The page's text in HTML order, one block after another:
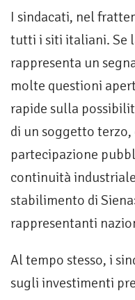
I sindacati, nel
tutti i siti italiani. Se
rappresenta un
molte questioni
rapide sulla
di un soggetto
partecipazione
continuità
stabilimento di
rappresentanti
Al tempo stesso, i
sugli investimenti